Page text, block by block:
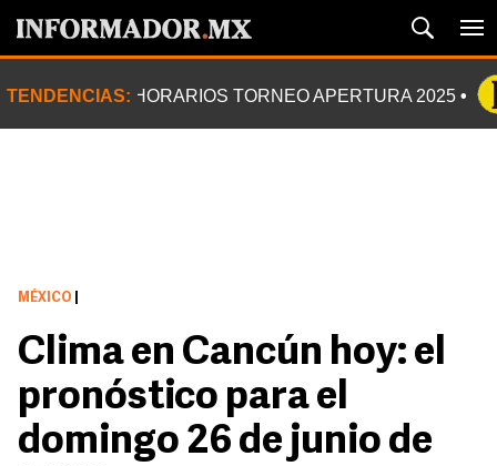
TENDENCIAS: HORARIOS TORNEO APERTURA 2025
MÉXICO
Clima en Cancún hoy: el
pronóstico para el
domingo 26 de junio de